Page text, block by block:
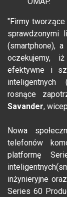
"Firmy
sprawdzonymi
(smartphone),
oczekujemy,
efektywne i
inteligentnych
rosnące
Savander,
Nowa
telefonów
platformę
inżynieryjne
Series 60